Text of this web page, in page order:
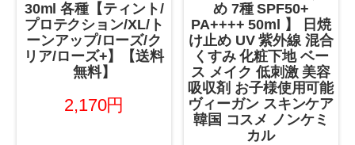
30ml 各種【ティント/
プロテクション/XL/ト
ーンアップ/ローズ/ク
リア/ローズ+】【送料
無料】
2,170円
め 7種 SPF50+
PA++++ 50ml 】 日焼
け止め UV 紫外線 混合
くすみ 化粧下地 ベー
ス メイク 低刺激 美容
吸収剤 お子様使用可能
ヴィーガン スキンケア
韓国 コスメ ノンケミ
カル